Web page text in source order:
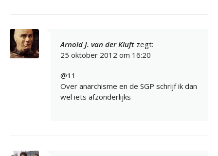
Arnold J. van der Kluft zegt:
25 oktober 2012 om 16:20
@11
Over anarchisme en de SGP schrijf ik dan
wel iets afzonderlijks